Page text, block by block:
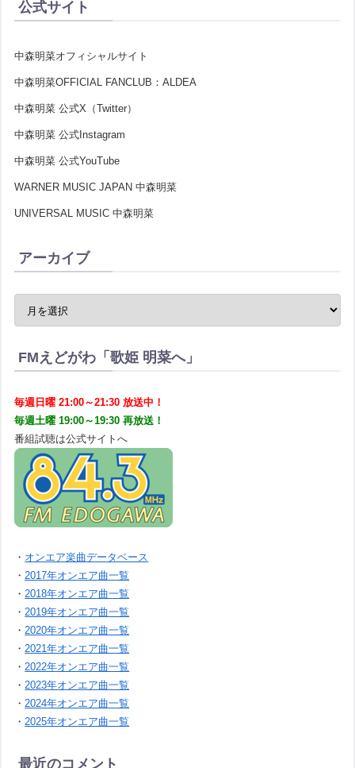
公式サイト
中森明菜オフィシャルサイト
中森明菜OFFICIAL FANCLUB：ALDEA
中森明菜 公式X（Twitter）
中森明菜 公式Instagram
中森明菜 公式YouTube
WARNER MUSIC JAPAN 中森明菜
UNIVERSAL MUSIC 中森明菜
アーカイブ
FMえどがわ「歌姫 明菜へ」
毎週日曜 21:00～21:30 放送中！
毎週土曜 19:00～19:30 再放送！
番組試聴は公式サイトへ
・ オンエア楽曲データベース
・2017年オンエア曲一覧
・2018年オンエア曲一覧
・2019年オンエア曲一覧
・2020年オンエア曲一覧
・2021年オンエア曲一覧
・2022年オンエア曲一覧
・2023年オンエア曲一覧
・2024年オンエア曲一覧
・2025年オンエア曲一覧
最近のコメント